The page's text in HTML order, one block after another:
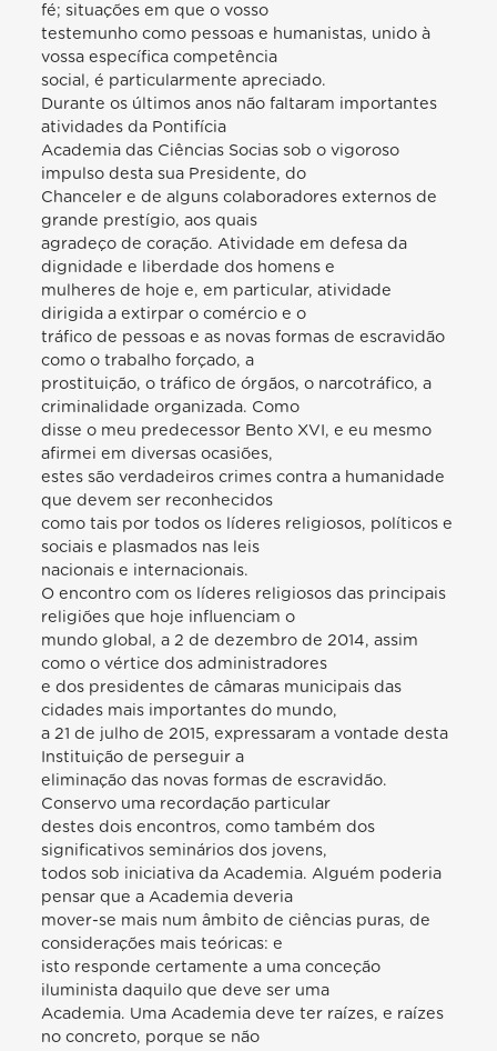
fé; situações em que o vosso
testemunho como pessoas e humanistas, unido à
vossa específica competência
social, é particularmente apreciado.
Durante os últimos anos não faltaram importantes
atividades da Pontifícia
Academia das Ciências Socias sob o vigoroso
impulso desta sua Presidente, do
Chanceler e de alguns colaboradores externos de
grande prestígio, aos quais
agradeço de coração. Atividade em defesa da
dignidade e liberdade dos homens e
mulheres de hoje e, em particular, atividade
dirigida a extirpar o comércio e o
tráfico de pessoas e as novas formas de escravidão
como o trabalho forçado, a
prostituição, o tráfico de órgãos, o narcotráfico, a
criminalidade organizada. Como
disse o meu predecessor Bento XVI, e eu mesmo
afirmei em diversas ocasiões,
estes são verdadeiros crimes contra a humanidade
que devem ser reconhecidos
como tais por todos os líderes religiosos, políticos e
sociais e plasmados nas leis
nacionais e internacionais.
O encontro com os líderes religiosos das principais
religiões que hoje influenciam o
mundo global, a 2 de dezembro de 2014, assim
como o vértice dos administradores
e dos presidentes de câmaras municipais das
cidades mais importantes do mundo,
a 21 de julho de 2015, expressaram a vontade desta
Instituição de perseguir a
eliminação das novas formas de escravidão.
Conservo uma recordação particular
destes dois encontros, como também dos
significativos seminários dos jovens,
todos sob iniciativa da Academia. Alguém poderia
pensar que a Academia deveria
mover-se mais num âmbito de ciências puras, de
considerações mais teóricas: e
isto responde certamente a uma conceção
iluminista daquilo que deve ser uma
Academia. Uma Academia deve ter raízes, e raízes
no concreto, porque se não